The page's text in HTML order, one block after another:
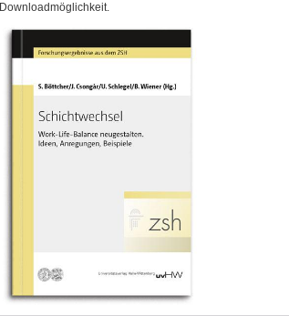
Downloadmöglichkeit.